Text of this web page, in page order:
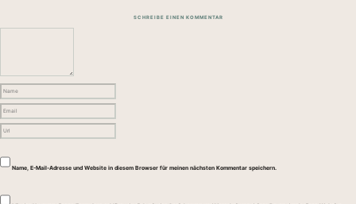
SCHREIBE EINEN KOMMENTAR
Name, E-Mail-Adresse und Website in diesem Browser für meinen nächsten Kommentar speichern.